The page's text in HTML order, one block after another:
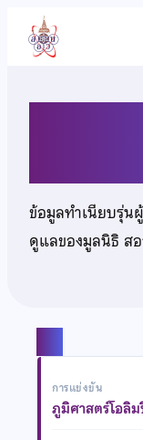
เนื้อหา
ข้อมูลทำเนียบรุ่น
ดูแลของมูลนิธิ ส
การแข่งขัน
ภูมิศาสตร์โอลิ